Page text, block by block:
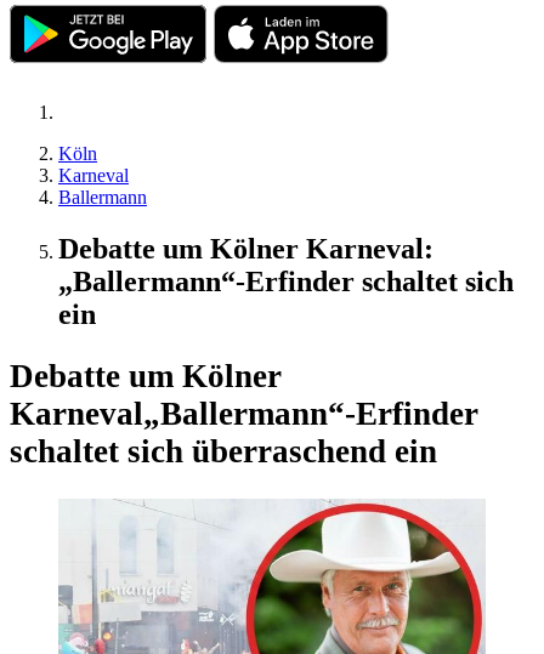
Köln
Karneval
Ballermann
Debatte um Kölner Karneval:
„Ballermann“-Erfinder schaltet sich
ein
Debatte um Kölner
Karneval„Ballermann“-Erfinder
schaltet sich überraschend ein